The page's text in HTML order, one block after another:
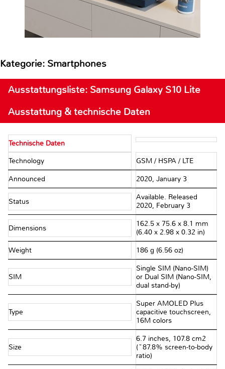
Kategorie: Smartphones
Ausstattungsliste: Samsung Galaxy S10 Lite
Ausstattung & technische Daten
Technische Daten
Technology GSM / HSPA / LTE
Announced 2020, January 3
Status
Available. Released
2020, February 3
Dimensions
162.5 x 75.6 x 8.1 mm
(6.40 x 2.98 x 0.32 in)
Weight 186 g (6.56 oz)
SIM
Single SIM (Nano-SIM)
or Dual SIM (Nano-SIM,
dual stand-by)
Type
Super AMOLED Plus
capacitive touchscreen,
16M colors
Size
6.7 inches, 107.8 cm2
(~87.8% screen-to-body
ratio)